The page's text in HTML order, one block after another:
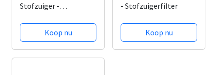
Stofzuiger -
Universeel - Op maat
te knippen
Koop nu
- Stofzuigerfilter
Koop nu